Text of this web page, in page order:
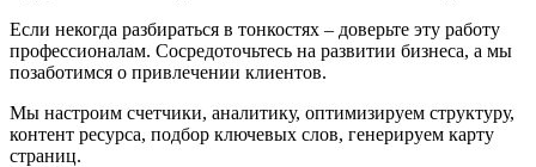
Если некогда разбираться в тонкостях – доверьте эту работу
профессионалам. Сосредоточьтесь на развитии бизнеса, а мы
позаботимся о привлечении клиентов.
Мы настроим счетчики, аналитику, оптимизируем структуру,
контент ресурса, подбор ключевых слов, генерируем карту
страниц.